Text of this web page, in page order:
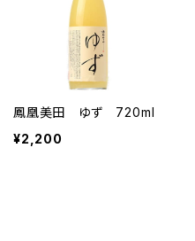
鳳凰美田 ゆず 720ml
¥2,200